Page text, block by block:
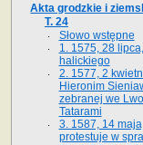
Akta grodzkie i
T. 24
Słowo wstępne
1. 1575, 28
halickiego
2. 1577, 2
Hieronim
zebranej we
Tatarami
3. 1587, 14
protestuje w